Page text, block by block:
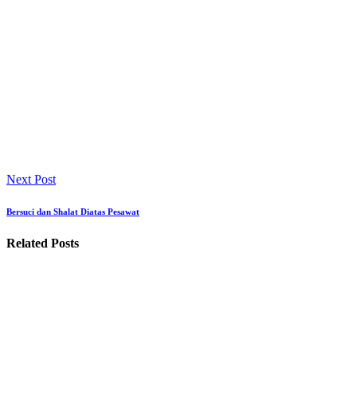
Next Post
Bersuci dan Shalat Diatas Pesawat
Related Posts